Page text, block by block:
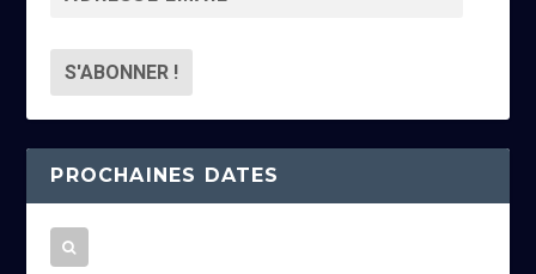
r
s
s
e
m
PROCHAINES DATES